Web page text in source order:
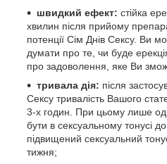
швидкий ефект: стійка
хвилин після прийому
потенції Сім Днів Сексу. Ви
думати про те, чи буде
про задоволення, яке Ви
тривала дія: після
Сексу тривалість Вашого
3-х годин. При цьому лише
бути в сексуальному тонусі
підвищений сексуальний
тижня;